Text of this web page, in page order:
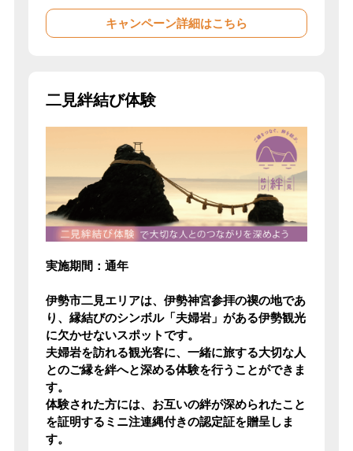
キャンペーン詳細はこちら
二見絆結び体験
実施期間：通年
伊勢市二見エリアは、伊勢神宮参拝の禊の地であ
り、縁結びのシンボル「夫婦岩」がある伊勢観光
に欠かせないスポットです。
夫婦岩を訪れる観光客に、一緒に旅する大切な人
とのご縁を絆へと深める体験を行うことができま
す。
体験された方には、お互いの絆が深められたこと
を証明するミニ注連縄付きの認定証を贈呈しま
す。